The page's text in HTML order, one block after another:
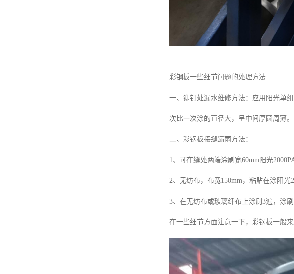
彩钢板一些细节问题的处理方法
一、铆钉处漏水维修方法：应用阳光单
次比一次涂的直径大，呈中间厚圆周薄
二、彩钢板接缝漏雨方法：
1、可在缝处两端涂刷宽60mm阳光
2、无纺布，布宽150mm，粘贴在涂阳光
3、在无纺布或玻璃纤布上涂刷3遍，涂
在一些细节方面注意一下，彩钢板一般